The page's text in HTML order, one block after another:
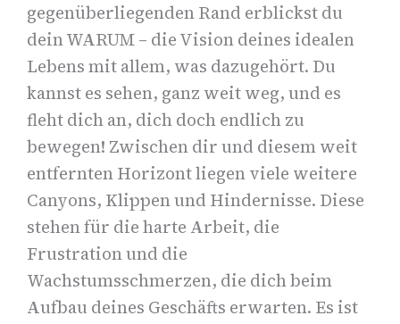
gegenüberliegenden Rand erblickst du
dein WARUM – die Vision deines idealen
Lebens mit allem, was dazugehört. Du
kannst es sehen, ganz weit weg, und es
fleht dich an, dich doch endlich zu
bewegen! Zwischen dir und diesem weit
entfernten Horizont liegen viele weitere
Canyons, Klippen und Hindernisse. Diese
stehen für die harte Arbeit, die
Frustration und die
Wachstumsschmerzen, die dich beim
Aufbau deines Geschäfts erwarten. Es ist